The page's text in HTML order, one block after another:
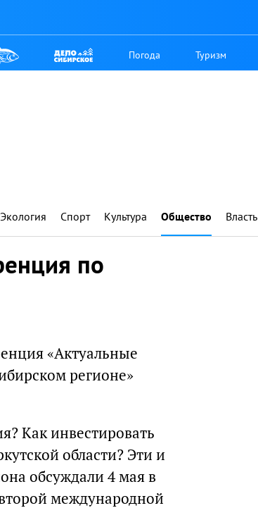
Погода Туризм
Экология Спорт Культура Общество Власть
по
«Актуальные
регионе»
Как инвестировать
области? Эти и
обсуждали 4 мая в
международной